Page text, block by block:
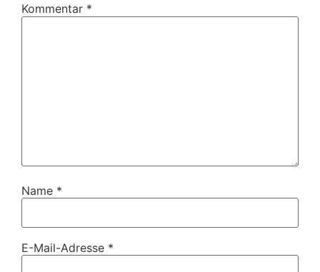
Kommentar *
Name *
E-Mail-Adresse *